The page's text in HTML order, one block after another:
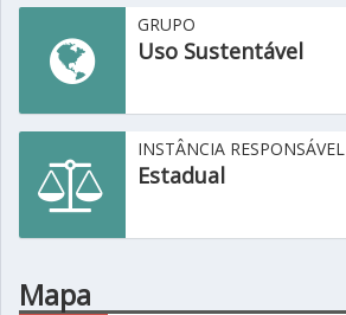
GRUPO
Uso Sustentável
INSTÂNCIA RESPONSÁVEL
Estadual
Mapa